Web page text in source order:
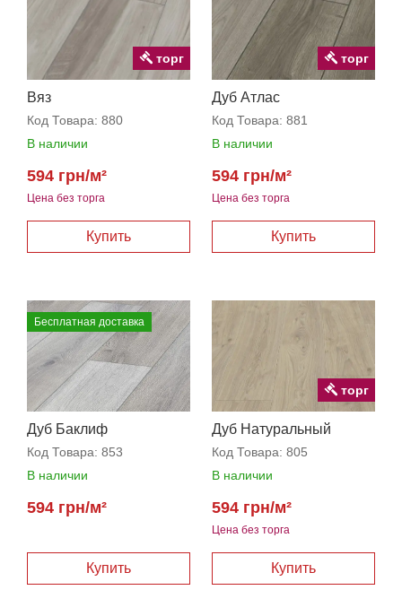
Вяз
Код Товара: 880
В наличии
Цена без торга
594 грн/м²
торг
Дуб Атлас
Код Товара: 881
В наличии
Цена без торга
594 грн/м²
торг
Бесплатная доставка
Дуб Баклиф
Код Товара: 853
В наличии
594 грн/м²
Дуб Натуральный
Код Товара: 805
В наличии
Цена без торга
594 грн/м²
торг